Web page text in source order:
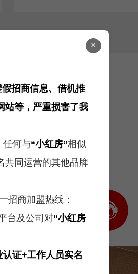
×
招商信息、借机推
站等，严重损害了我
任何与“小红房”相似
共同运营的其他品牌
招商加盟热线：
台及公司对“小红房
认证+工作人员实名
制
简单